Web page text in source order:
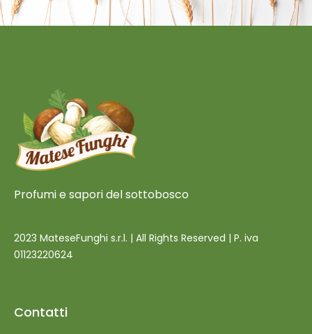
Profumi e sapori del sottobosco
2023 MateseFunghi s.r.l. | All Rights Reserved | P. iva
01123220624
Contatti